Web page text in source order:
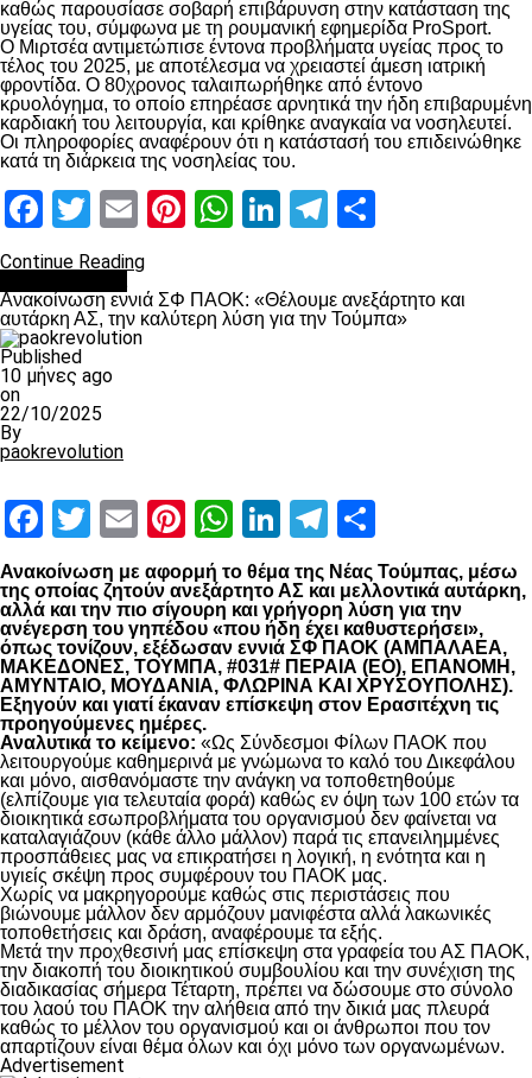
καθώς παρουσίασε σοβαρή επιβάρυνση στην κατάσταση της
υγείας του, σύμφωνα με τη ρουμανική εφημερίδα ProSport.
Ο Μιρτσέα αντιμετώπισε έντονα προβλήματα υγείας προς το
τέλος του 2025, με αποτέλεσμα να χρειαστεί άμεση ιατρική
φροντίδα. Ο 80χρονος ταλαιπωρήθηκε από έντονο
κρυολόγημα, το οποίο επηρέασε αρνητικά την ήδη επιβαρυμένη
καρδιακή του λειτουργία, και κρίθηκε αναγκαία να νοσηλευτεί.
Οι πληροφορίες αναφέρουν ότι η κατάστασή του επιδεινώθηκε
κατά τη διάρκεια της νοσηλείας του.
Facebook
Twitter
EmailPinterest
WhatsApp
LinkedIn
Telegram
Continue Reading
Ανακοίνωση εννιά ΣΦ ΠΑΟΚ: «Θέλουμε ανεξάρτητο και
αυτάρκη ΑΣ, την καλύτερη λύση για την Τούμπα»
Published
10 μήνες ago
on
22/10/2025
By
paokrevolution
Facebook
Twitter
EmailPinterest
WhatsApp
LinkedIn
Telegram
Ανακοίνωση με αφορμή το θέμα της Νέας Τούμπας, μέσω
της οποίας ζητούν ανεξάρτητο ΑΣ και μελλοντικά αυτάρκη,
αλλά και την πιο σίγουρη και γρήγορη λύση για την
ανέγερση του γηπέδου «που ήδη έχει καθυστερήσει»,
όπως τονίζουν, εξέδωσαν εννιά ΣΦ ΠΑΟΚ (ΑΜΠΑΛΑΕΑ,
ΜΑΚΕΔΟΝΕΣ, ΤΟΥΜΠΑ, #031# ΠΕΡΑΙΑ (ΕΟ), ΕΠΑΝΟΜΗ,
ΑΜΥΝΤΑΙΟ, ΜΟΥΔΑΝΙΑ, ΦΛΩΡΙΝΑ ΚΑΙ ΧΡΥΣΟΥΠΟΛΗΣ).
Εξηγούν και γιατί έκαναν επίσκεψη στον Ερασιτέχνη τις
προηγούμενες ημέρες.
Αναλυτικά το κείμενο: «Ως Σύνδεσμοι Φίλων ΠΑΟΚ που
λειτουργούμε καθημερινά με γνώμωνα το καλό του Δικεφάλου
και μόνο, αισθανόμαστε την ανάγκη να τοποθετηθούμε
(ελπίζουμε για τελευταία φορά) καθώς εν όψη των 100 ετών τα
διοικητικά εσωπροβλήματα του οργανισμού δεν φαίνεται να
καταλαγιάζουν (κάθε άλλο μάλλον) παρά τις επανειλημμένες
προσπάθειες μας να επικρατήσει η λογική, η ενότητα και η
υγιείς σκέψη προς συμφέρουν του ΠΑΟΚ μας.
Χωρίς να μακρηγορούμε καθώς στις περιστάσεις που
βιώνουμε μάλλον δεν αρμόζουν μανιφέστα αλλά λακωνικές
τοποθετήσεις και δράση, αναφέρουμε τα εξής.
Μετά την προχθεσινή μας επίσκεψη στα γραφεία του ΑΣ ΠΑΟΚ,
την διακοπή του διοικητικού συμβουλίου και την συνέχιση της
διαδικασίας σήμερα Τέταρτη, πρέπει να δώσουμε στο σύνολο
του λαού του ΠΑΟΚ την αλήθεια από την δικιά μας πλευρά
καθώς το μέλλον του οργανισμού και οι άνθρωποι που τον
απαρτίζουν είναι θέμα όλων και όχι μόνο των οργανωμένων.
Advertisement